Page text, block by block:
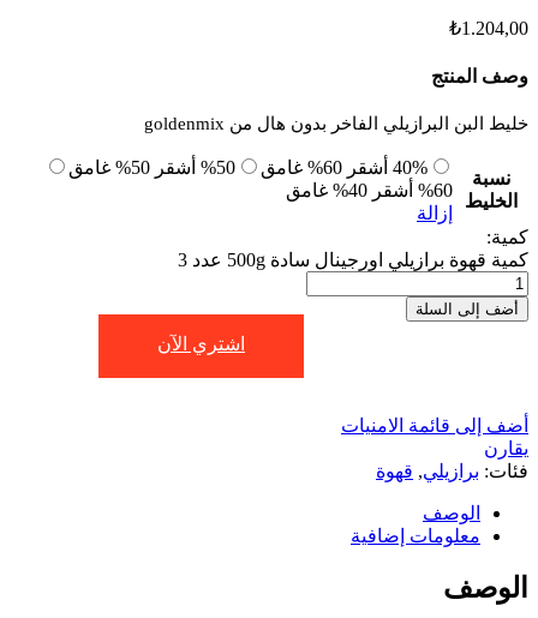
₺1.204,00
وصف المنتج
خليط البن البرازيلي الفاخر بدون هال من
نسبة
الخليط
40% أشقر 60% غامق
50% أشقر 50% غامق
60% أشقر 40% غامق
إزالة
كمية:
كمية قهوة برازيلي اورجينال سادة 500g عدد 3
أضف إلى السلة
اشتري الآن
أضف إلى قائمة الامنيات
يقارن
فئات: برازيلي, قهوة
الوصف
معلومات إضافية
الوصف